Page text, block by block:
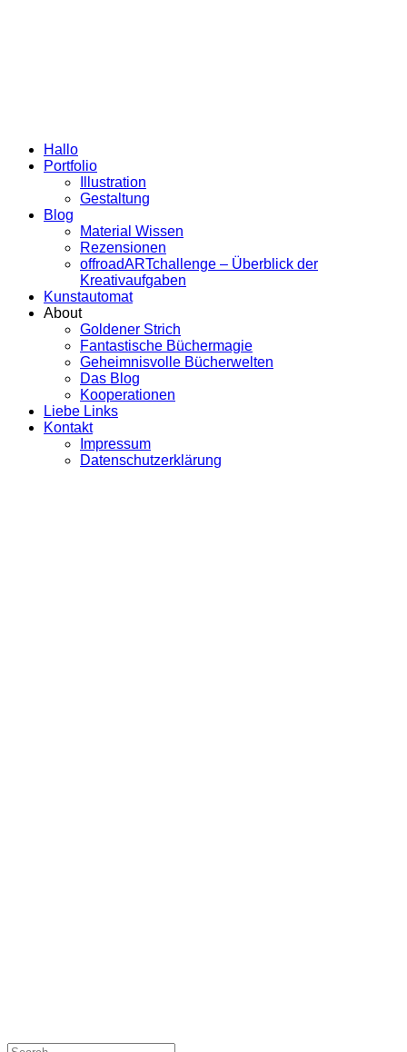
Hallo
Portfolio
Illustration
Gestaltung
Blog
Material Wissen
Rezensionen
offroadARTchallenge – Überblick der
Kreativaufgaben
Kunstautomat
About
Goldener Strich
Fantastische Büchermagie
Geheimnisvolle Bücherwelten
Das Blog
Kooperationen
Liebe Links
Kontakt
Impressum
Datenschutzerklärung